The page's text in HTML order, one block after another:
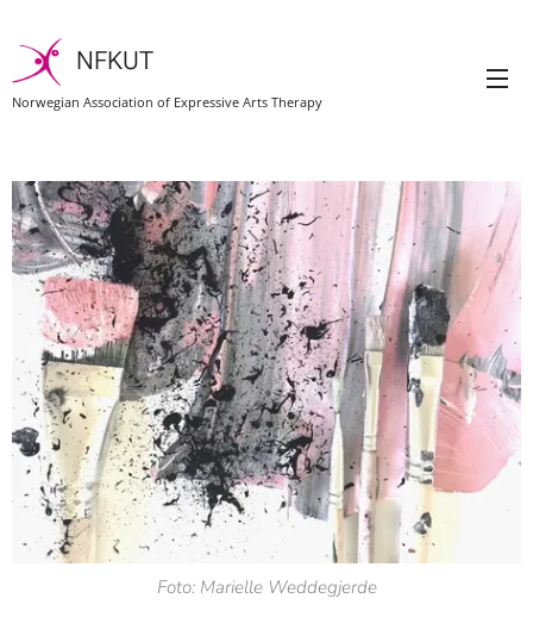
NFKUT
Norwegian Association of Expressive Arts Therapy
Foto: Marielle Weddegjerde